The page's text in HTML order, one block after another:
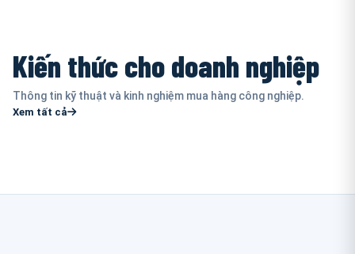
Kiến thức cho doanh nghiệp
Thông tin kỹ thuật và kinh nghiệm mua hàng công nghiệp.
Xem tất cả